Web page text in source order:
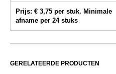
Prijs: € 3,75 per stuk. Minimale
afname per 24 stuks
GERELATEERDE PRODUCTEN